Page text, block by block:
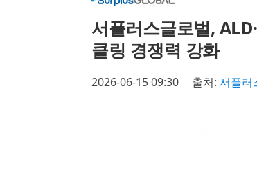
서플러스글로벌,
클링 경쟁력 강화
2026-06-15 09:30 출처: 서플러